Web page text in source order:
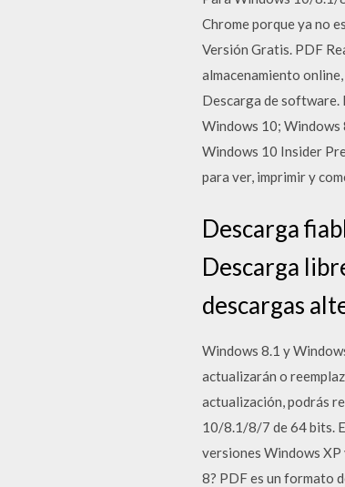
Chrome porque ya no
Versión Gratis. PDF
almacenamiento
Descarga de
Windows 10; Windows
Windows 10 Insider
para ver, imprimir y
Descarga
Descarga
descargas
Windows 8.1 y
actualizarán o
actualización, podrás
10/8.1/8/7 de 64 bits.
versiones Windows
8? PDF es un formato